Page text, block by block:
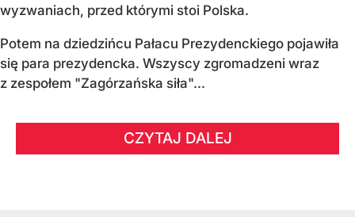
wyzwaniach, przed którymi stoi Polska.
Potem na dziedzińcu Pałacu Prezydenckiego pojawiła
się para prezydencka. Wszyscy zgromadzeni wraz
z zespołem "Zagórzańska siła"...
CZYTAJ DALEJ